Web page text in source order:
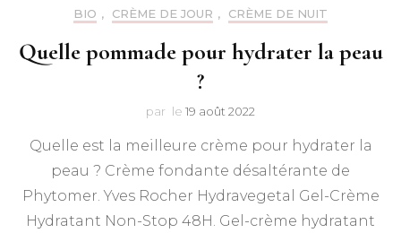
BIO , CRÈME DE JOUR , CRÈME DE NUIT
Quelle pommade pour hydrater la peau
?
par le 19 août 2022
Quelle est la meilleure crème pour hydrater la
peau ? Crème fondante désaltérante de
Phytomer. Yves Rocher Hydravegetal Gel-Crème
Hydratant Non-Stop 48H. Gel-crème hydratant